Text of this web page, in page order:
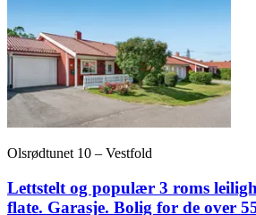
Olsrødtunet 10 – Vestfold
Lettstelt og populær 3 roms
flate. Garasje. Bolig for de over